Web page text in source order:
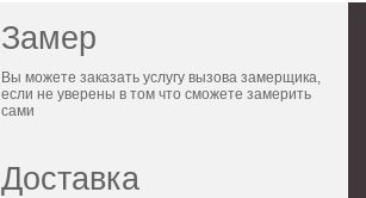
Замер
Вы можете заказать услугу вызова замерщика,
если не уверены в том что сможете замерить
сами
Доставка